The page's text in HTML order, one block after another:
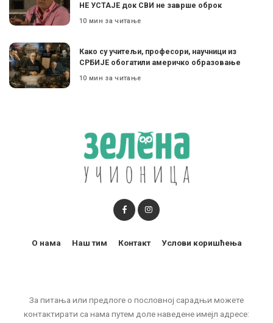
НЕ УСТАЈЕ док СВИ не заврше оброк
10 мин за читање
Како су учитељи, професори, научници из
СРБИЈЕ обогатили америчко образовање
10 мин за читање
За питања или предлоге о пословној сарадњи можете
контактирати са нама путем доле наведене имејл адресе:
О нама Наш тим Контакт Услови коришћења